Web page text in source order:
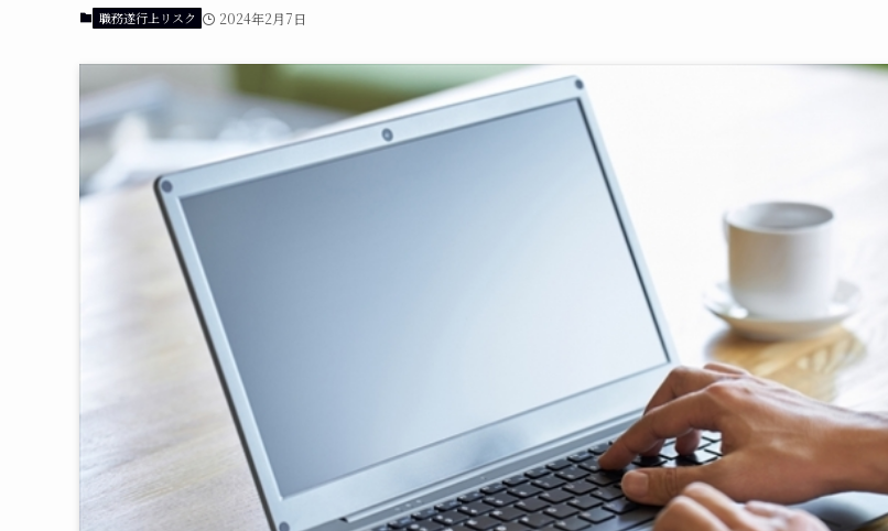
職務遂行上リスク 2024年2月7日